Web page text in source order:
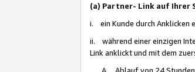
(a) Partner- Link auf Ihrer
i. ein Kunde durch Anklicken
ii. während einer einzigen
Link anklickt und mit dem
A. Ablauf von 24 Stunden